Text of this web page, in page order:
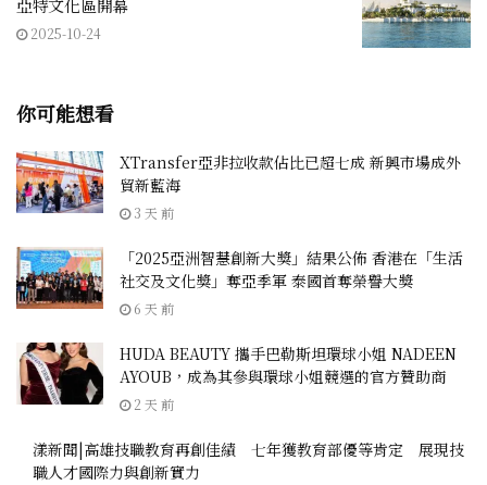
2025-10-24
你可能想看
XTransfer亞非拉收款佔比已超七成 新興市場成外
貿新藍海
3 天 前
「2025亞洲智慧創新大獎」結果公佈 香港在「生活
社交及文化獎」奪亞季軍 泰國首奪榮譽大獎
6 天 前
HUDA BEAUTY 攜手巴勒斯坦環球小姐 NADEEN
AYOUB，成為其參與環球小姐競選的官方贊助商
2 天 前
漾新聞|高雄技職教育再創佳績 七年獲教育部優等肯定 展現技
職人才國際力與創新實力